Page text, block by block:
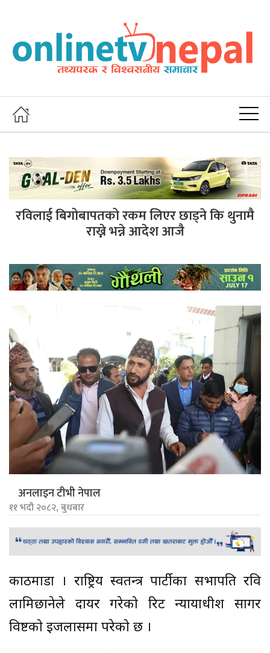
रविलाई बिगोबापतको रकम लिएर छाड्ने कि थुनामै
राख्ने भन्ने आदेश आजै
अनलाइन टीभी नेपाल
११ भदौ २०८२, बुधबार
काठमाडौं । राष्ट्रिय स्वतन्त्र पार्टीका सभापति रवि
लामिछानेले दायर गरेको रिट न्यायाधीश सागर
विष्टको इजलासमा परेको छ ।